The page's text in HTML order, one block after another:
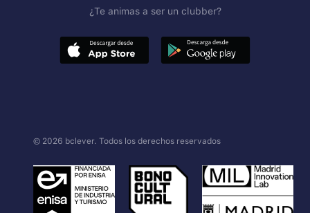
¿Te animas a ser un clubber?
© 2026 bclever. Todos los derechos reservados